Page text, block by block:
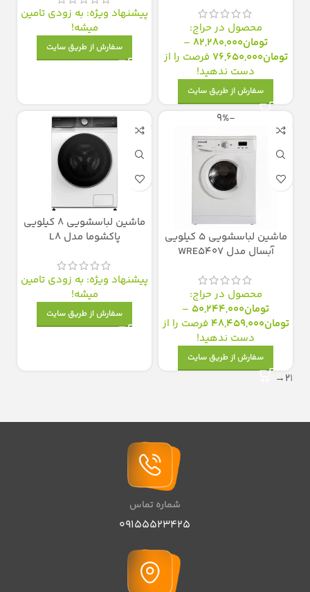
محصول در حراج:
تومان82,280,000
–
تومان76,650,000 فرصت را از
دست ندهید!
سفارش از طریق سایت
پیشنهاد ویژه: به زودی تامین
میشه!
سفارش از طریق سایت
-9%
ماشین لباسشویی 5 کیلویی
آبسال مدل WRE5407
محصول در حراج:
تومان50,244,000
–
تومان48,459,000 فرصت را از
دست ندهید!
سفارش از طریق سایت
ماشین لباسشویی 8 کیلویی
پاکشوما مدل L8
پیشنهاد ویژه: به زودی تامین
میشه!
سفارش از طریق سایت
1
2
→
شماره تماس
09155523425